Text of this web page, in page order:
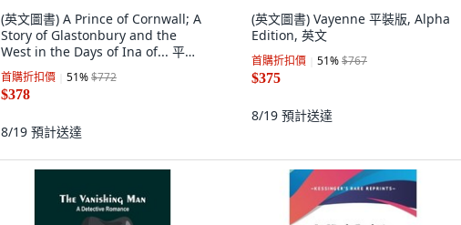
(英文圖書) A Prince of Cornwall; A
Story of Glastonbury and the
West in the Days of Ina of... 平裝
版, Alpha Edition, 英文
首購折扣價 51%$772
$378
8/19 預計送達
(英文圖書) Vayenne 平裝版, Alpha
Edition, 英文
首購折扣價 51%$767
$375
8/19 預計送達